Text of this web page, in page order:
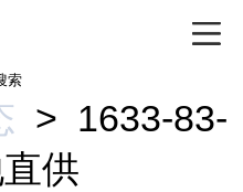
索
> 1633-83-
供